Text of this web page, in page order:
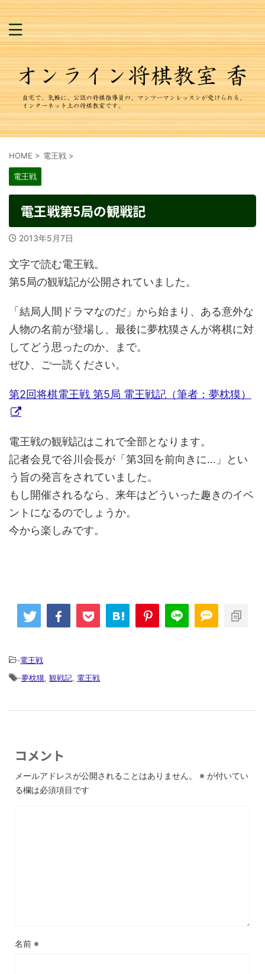
HOME > 電王戦 >
電王戦
電王戦第5局の観戦記
2013年5月7日
文字で読む電王戦。
第5局の観戦記が公開されていました。
「結局人間ドラマなのだ」から始まり、ある意外な
人物の名前が登場し、最後に夢枕獏さんが将棋に対
してどう思ったのか、まで。
ぜひ、ご一読ください。
第2回将棋電王戦 第5局 電王戦記（筆者：夢枕獏）
電王戦の観戦記はこれで全部となります。
記者会見で谷川会長が「第3回を前向きに…」とい
う旨の発言をされていました。
もし開催されるなら、来年はどういった趣きのイベ
ントになるのでしょうか。
今から楽しみです。
-電王戦
-夢枕獏, 観戦記, 電王戦
コメント
メールアドレスが公開されることはありません。 ※ が付いてい
る欄は必須項目です
名前 ※